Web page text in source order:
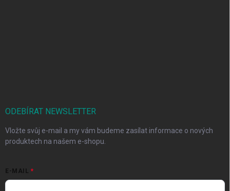
ODEBÍRAT NEWSLETTER
Vložte svůj e-mail a my vám budeme zasílat informace o nových
produktech na našem e-shopu.
E-MAIL